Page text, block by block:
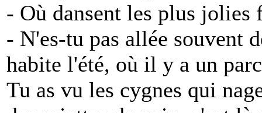
- Où dansent les plus jolies
- N'es-tu pas allée souvent
habite l'été, où il y a un
Tu as vu les cygnes qui